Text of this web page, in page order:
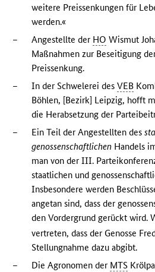
weitere Preissenkungen für
werden.«
–
Angestellte der HO Wismut
Maßnahmen zur Beseitigung
Preissenkung.
–
In der Schwelerei desVEB
Böhlen, [Bezirk] Leipzig, hofft
die Herabsetzung der
–
Ein Teil der Angestellten des
genossenschaftlichen Handels
man von der III.
staatlichen und
Insbesondere werden
angetan sind, dass der
den Vordergrund gerückt wird.
vertreten, dass der Genosse
Stellungnahme dazu abgibt.
–
Die Agronomen der MTS